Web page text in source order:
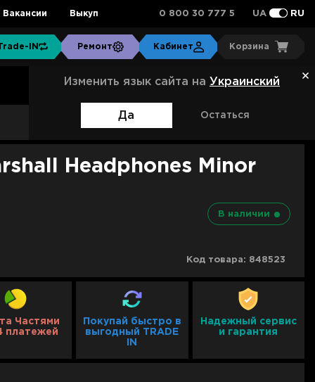
Вакансии Выкуп 0 800 30 777 5 UA RU
IN Ремонт Кабинет Корзина
Изменить язык сайта на Украинский
Да Остаться
Headphones Minor
В наличии
Код товара: 848523
Частями
платежей
Покупай быстро в
выгодный TRADE
IN
Надежный сервис
и гарантия